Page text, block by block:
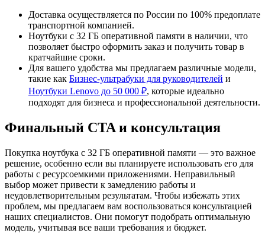
Доставка осуществляется по России по 100% предоплате
транспортной компанией.
Ноутбуки с 32 ГБ оперативной памяти в наличии, что
позволяет быстро оформить заказ и получить товар в
кратчайшие сроки.
Для вашего удобства мы предлагаем различные модели,
такие как Бизнес-ультрабуки для руководителей и
Ноутбуки Lenovo до 50 000 ₽, которые идеально
подходят для бизнеса и профессиональной деятельности.
Финальный CTA и консультация
Покупка ноутбука с 32 ГБ оперативной памяти — это важное
решение, особенно если вы планируете использовать его для
работы с ресурсоемкими приложениями. Неправильный
выбор может привести к замедлению работы и
неудовлетворительным результатам. Чтобы избежать этих
проблем, мы предлагаем вам воспользоваться консультацией
наших специалистов. Они помогут подобрать оптимальную
модель, учитывая все ваши требования и бюджет.